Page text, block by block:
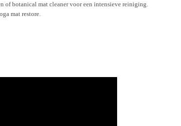
of botanical mat cleaner voor een intensieve reiniging.
mat restore.